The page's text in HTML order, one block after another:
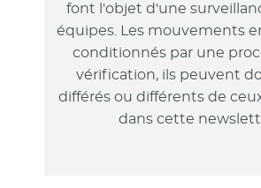
font l'objet d'une
équipes. Les mouvements
conditionnés par une
vérification, ils peuvent
différés ou différents de
dans cette